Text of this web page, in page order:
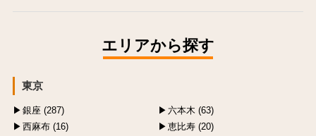
エリアから探す
東京
銀座 (287)
六本木 (63)
西麻布 (16)
恵比寿 (20)